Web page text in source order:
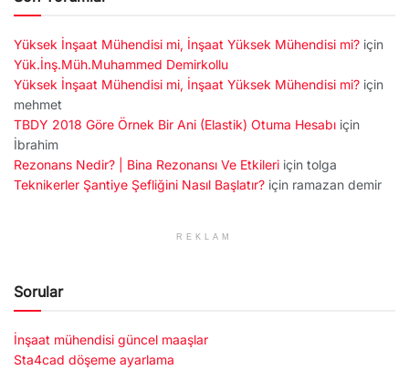
Yüksek İnşaat Mühendisi mi, İnşaat Yüksek Mühendisi mi? için
Yük.İnş.Müh.Muhammed Demirkollu
Yüksek İnşaat Mühendisi mi, İnşaat Yüksek Mühendisi mi? için
mehmet
TBDY 2018 Göre Örnek Bir Ani (Elastik) Otuma Hesabı için
İbrahim
Rezonans Nedir? | Bina Rezonansı Ve Etkileri için tolga
Teknikerler Şantiye Şefliğini Nasıl Başlatır? için ramazan demir
REKLAM
Sorular
İnşaat mühendisi güncel maaşlar
Sta4cad döşeme ayarlama